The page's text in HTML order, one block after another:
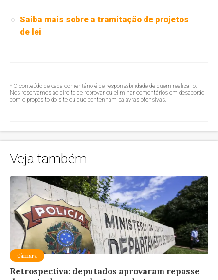
Saiba mais sobre a tramitação de projetos
de lei
* O conteúdo de cada comentário é de responsabilidade de quem realizá-lo.
Nos reservamos ao direito de reprovar ou eliminar comentários em desacordo
com o propósito do site ou que contenham palavras ofensivas.
Veja também
Câmara
Retrospectiva: deputados aprovaram repasse